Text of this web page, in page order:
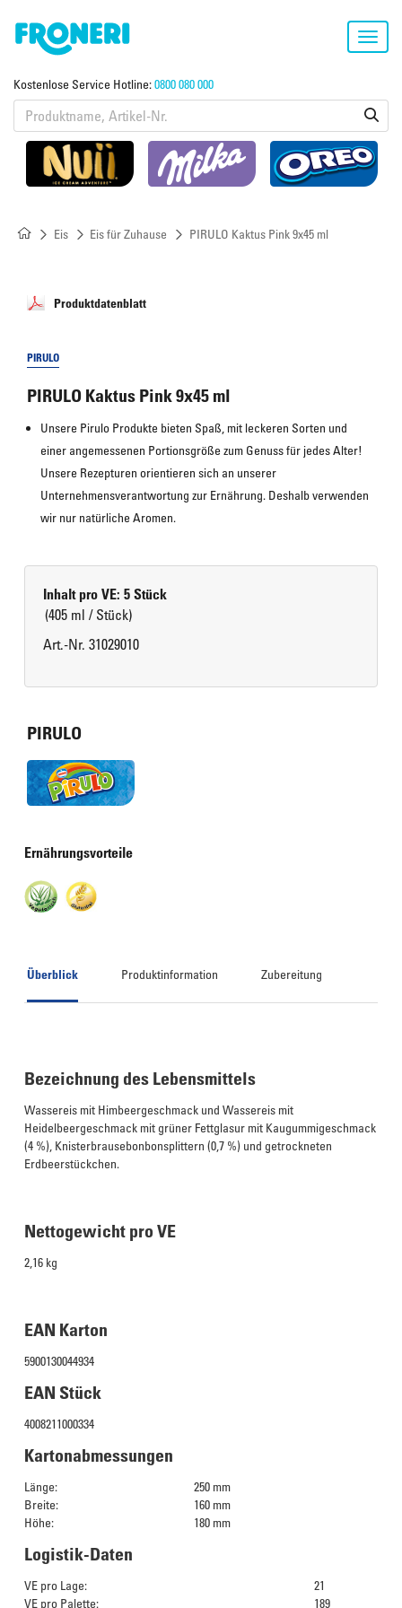
Kostenlose Service Hotline:0800 080 000
Eis Eis für Zuhause PIRULO Kaktus Pink 9x45 ml
Produktdatenblatt
PIRULO
PIRULO Kaktus Pink 9x45 ml
Unsere Pirulo Produkte bieten Spaß, mit leckeren Sorten und
einer angemessenen Portionsgröße zum Genuss für jedes Alter!
Unsere Rezepturen orientieren sich an unserer
Unternehmensverantwortung zur Ernährung. Deshalb verwenden
wir nur natürliche Aromen.
Inhalt pro VE: 5 Stück
(405 ml / Stück)
Art.-Nr. 31029010
PIRULO
Ernährungsvorteile
Überblick Produktinformation Zubereitung
Bezeichnung des Lebensmittels
Wassereis mit Himbeergeschmack und Wassereis mit
Heidelbeergeschmack mit grüner Fettglasur mit Kaugummigeschmack
(4 %), Knisterbrausebonbonsplittern (0,7 %) und getrockneten
Erdbeerstückchen.
Nettogewicht pro VE
2,16 kg
EAN Karton
5900130044934
EAN Stück
4008211000334
Kartonabmessungen
Länge:
250 mm
Breite:
160 mm
Höhe:
180 mm
Logistik-Daten
VE pro Lage:
21
VE pro Palette:
189